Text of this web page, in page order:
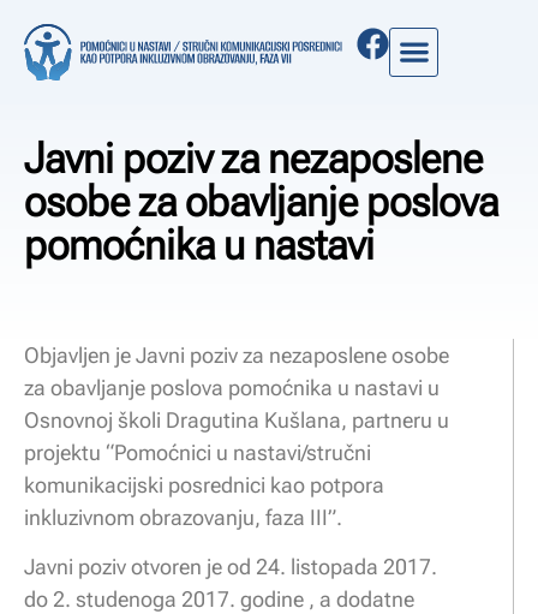
Javni poziv za nezaposlene
osobe za obavljanje poslova
pomoćnika u nastavi
Objavljen je Javni poziv za nezaposlene osobe
za obavljanje poslova pomoćnika u nastavi u
Osnovnoj školi Dragutina Kušlana, partneru u
projektu “Pomoćnici u nastavi/stručni
komunikacijski posrednici kao potpora
inkluzivnom obrazovanju, faza III”.
Javni poziv otvoren je od 24. listopada 2017.
do 2. studenoga 2017. godine , a dodatne